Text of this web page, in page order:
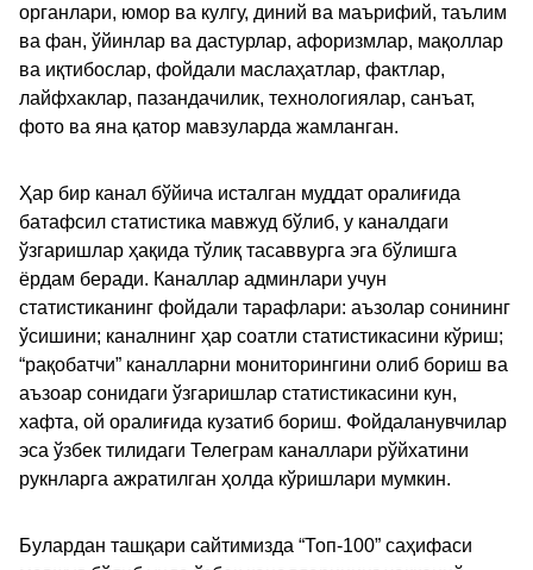
органлари, юмор ва кулгу, диний ва маърифий, таълим
ва фан, ўйинлар ва дастурлар, афоризмлар, мақоллар
ва иқтибослар, фойдали маслаҳатлар, фактлар,
лайфхаклар, пазандачилик, технологиялар, санъат,
фото ва яна қатор мавзуларда жамланган.
Ҳар бир канал бўйича исталган муддат оралиғида
батафсил статистика мавжуд бўлиб, у каналдаги
ўзгаришлар ҳақида тўлиқ тасаввурга эга бўлишга
ёрдам беради. Каналлар админлари учун
статистиканинг фойдали тарафлари: аъзолар сонининг
ўсишини; каналнинг ҳар соатли статистикасини кўриш;
“рақобатчи” каналларни мониторингини олиб бориш ва
аъзоар сонидаги ўзгаришлар статистикасини кун,
хафта, ой оралиғида кузатиб бориш. Фойдаланувчилар
эса ўзбек тилидаги Телеграм каналлари рўйхатини
рукнларга ажратилган ҳолда кўришлари мумкин.
Булардан ташқари сайтимизда “Топ-100” саҳифаси